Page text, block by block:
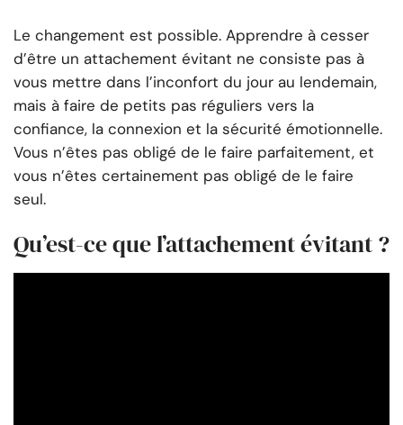
Le changement est possible. Apprendre à cesser
d’être un attachement évitant ne consiste pas à
vous mettre dans l’inconfort du jour au lendemain,
mais à faire de petits pas réguliers vers la
confiance, la connexion et la sécurité émotionnelle.
Vous n’êtes pas obligé de le faire parfaitement, et
vous n’êtes certainement pas obligé de le faire
seul.
Qu’est-ce que l’attachement évitant ?